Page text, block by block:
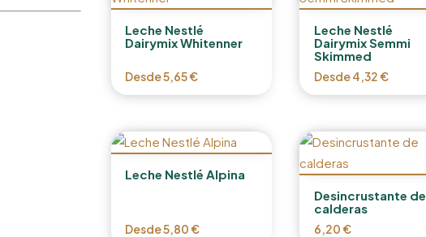
Leche Nestlé
Dairymix Whitenner
Desde5,65€
Leche Nestlé
Dairymix Semmi
Skimmed
Desde4,32€
Leche Nestlé Alpina
Desde5,80€
Desincrustante de
calderas
6,20€